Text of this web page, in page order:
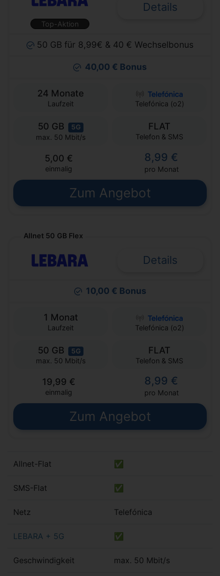
Top-Aktion
Details
50 GB für 8,99€ & 40 € Wechselbonus
40,00 € Bonus
24 Monate
Laufzeit Telefónica (o2)
50 GB 5G
max. 50 Mbit/s
FLAT
Telefon & SMS
5,00 €
einmalig
8,99 €
pro Monat
Zum Angebot
Allnet 50 GB Flex
Details
10,00 € Bonus
1 Monat
Laufzeit Telefónica (o2)
50 GB 5G
max. 50 Mbit/s
FLAT
Telefon & SMS
19,99 €
einmalig
8,99 €
pro Monat
Zum Angebot
Allnet-Flat ✅
SMS-Flat ✅
Netz Telefónica
LEBARA + 5G ✅
Geschwindigkeit max. 50 Mbit/s